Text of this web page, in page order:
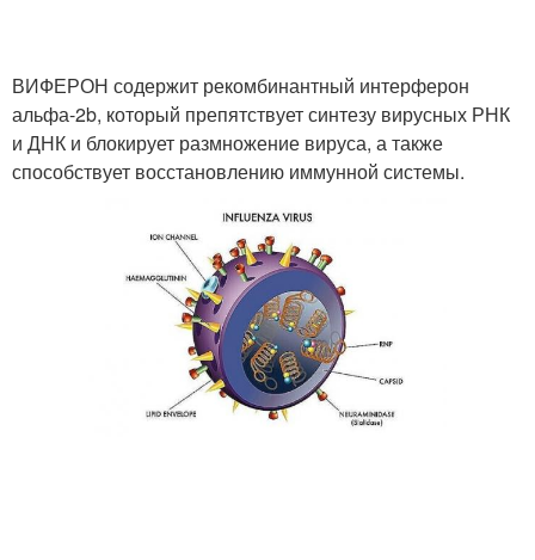
ВИФЕРОН содержит рекомбинантный интерферон
альфа-2b, который препятствует синтезу вирусных РНК
и ДНК и блокирует размножение вируса, а также
способствует восстановлению иммунной системы.